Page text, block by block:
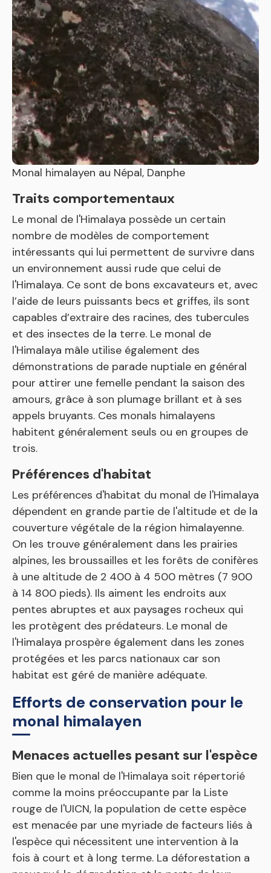
Monal himalayen au Népal, Danphe
Traits comportementaux
Le monal de l'Himalaya possède un certain
nombre de modèles de comportement
intéressants qui lui permettent de survivre dans
un environnement aussi rude que celui de
l'Himalaya. Ce sont de bons excavateurs et, avec
l’aide de leurs puissants becs et griffes, ils sont
capables d’extraire des racines, des tubercules
et des insectes de la terre. Le monal de
l'Himalaya mâle utilise également des
démonstrations de parade nuptiale en général
pour attirer une femelle pendant la saison des
amours, grâce à son plumage brillant et à ses
appels bruyants. Ces monals himalayens
habitent généralement seuls ou en groupes de
trois.
Préférences d'habitat
Les préférences d'habitat du monal de l'Himalaya
dépendent en grande partie de l'altitude et de la
couverture végétale de la région himalayenne.
On les trouve généralement dans les prairies
alpines, les broussailles et les forêts de conifères
à une altitude de 2 400 à 4 500 mètres (7 900
à 14 800 pieds). Ils aiment les endroits aux
pentes abruptes et aux paysages rocheux qui
les protègent des prédateurs. Le monal de
l'Himalaya prospère également dans les zones
protégées et les parcs nationaux car son
habitat est géré de manière adéquate.
Efforts de conservation pour le
monal himalayen
Menaces actuelles pesant sur l'espèce
Bien que le monal de l'Himalaya soit répertorié
comme la moins préoccupante par la Liste
rouge de l'UICN, la population de cette espèce
est menacée par une myriade de facteurs liés à
l'espèce qui nécessitent une intervention à la
fois à court et à long terme. La déforestation a